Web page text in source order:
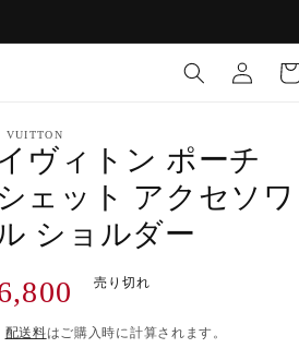
イ
カ
ー
VUITTON
ヴィトン ポーチ
ェット アクセソワ
ショルダー
売り切れ
配送料はご購入時に計算されます。